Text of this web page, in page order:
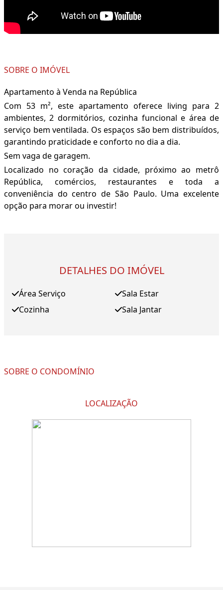
SOBRE O IMÓVEL
Apartamento à Venda na República
Com 53 m², este apartamento oferece living para 2
ambientes, 2 dormitórios, cozinha funcional e área de
serviço bem ventilada. Os espaços são bem distribuídos,
garantindo praticidade e conforto no dia a dia.
Sem vaga de garagem.
Localizado no coração da cidade, próximo ao metrô
República, comércios, restaurantes e toda a
conveniência do centro de São Paulo. Uma excelente
opção para morar ou investir!
DETALHES DO IMÓVEL
Área Serviço
Cozinha
Sala Estar
Sala Jantar
SOBRE O CONDOMÍNIO
LOCALIZAÇÃO